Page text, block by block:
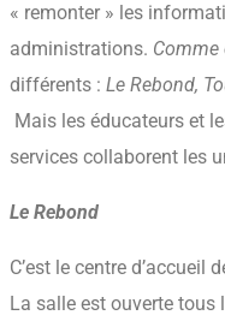
« remonter » les
administrations. Comme
différents : Le Rebond,
Mais les éducateurs et
services collaborent les
Le Rebond
C’est le centre d’accueil
La salle est ouverte tous